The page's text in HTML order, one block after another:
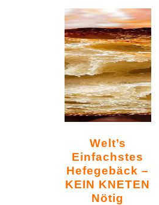
Welt’s
Einfachstes
Hefegebäck –
KEIN KNETEN
Nötig